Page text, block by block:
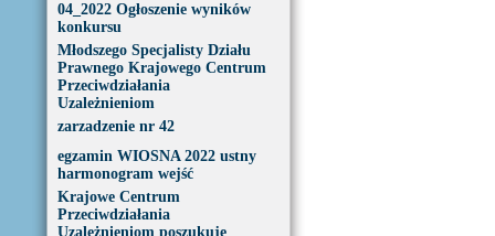
04_2022 Ogłoszenie wyników
konkursu
Młodszego Specjalisty Działu
Prawnego Krajowego Centrum
Przeciwdziałania
Uzależnieniom
zarzadzenie nr 42
egzamin WIOSNA 2022 ustny
harmonogram wejść
Krajowe Centrum
Przeciwdziałania
Uzależnieniom poszukuje